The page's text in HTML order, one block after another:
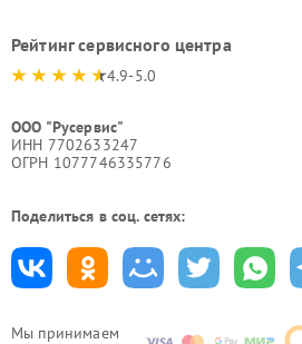
Мы принимаем
Рейтинг сервисного центра
4.9-5.0
ООО "Русервис"
ИНН 7702633247
ОГРН 1077746335776
Поделиться в соц. сетях: